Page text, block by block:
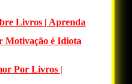
Livros | Aprenda
Motivação é Idiota
Por Livros |